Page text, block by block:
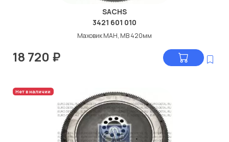
SACHS
3421 601 010
Маховик МАН, МВ 420мм
18 720 ₽
Нет в наличии